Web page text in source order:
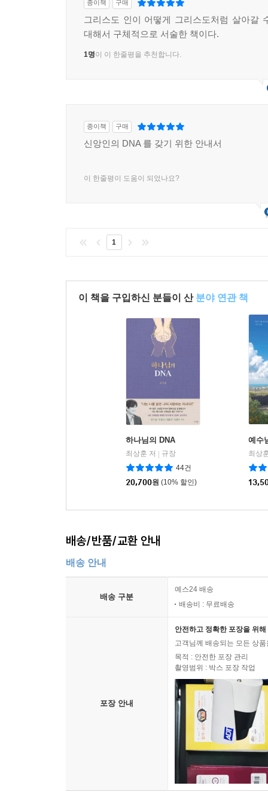
종이책 구매
그리스도 인이 어떻게 그리스도처럼 살아갈
대해서 구체적으로 서술한 책이다.
1명이 이 한줄평을 추천합니다.
종이책 구매
신앙인의 DNA 를 갖기 위한 안내서
이 한줄평이 도움이 되었나요?
1
이 책을 구입하신 분들이 산 분야 연관 책
하나님의 DNA
최상훈 저
규장
44건
20,700원 (10% 할인)
예수
최상
배송/반품/교환 안내
배송 안내
배송 구분
예스24 배송
배송비 : 무료배송
포장 안내
안전하고 정확한 포장을 위
고객님께 배송되는 모든 상
목적 : 안전한 포장 관리
촬영범위 : 박스 포장 작업